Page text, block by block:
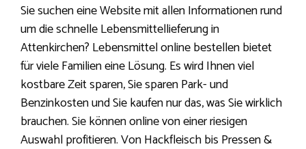
Sie suchen eine Website mit allen Informationen rund
um die schnelle Lebensmittellieferung in
Attenkirchen? Lebensmittel online bestellen bietet
für viele Familien eine Lösung. Es wird Ihnen viel
kostbare Zeit sparen, Sie sparen Park- und
Benzinkosten und Sie kaufen nur das, was Sie wirklich
brauchen. Sie können online von einer riesigen
Auswahl profitieren. Von Hackfleisch bis Pressen &